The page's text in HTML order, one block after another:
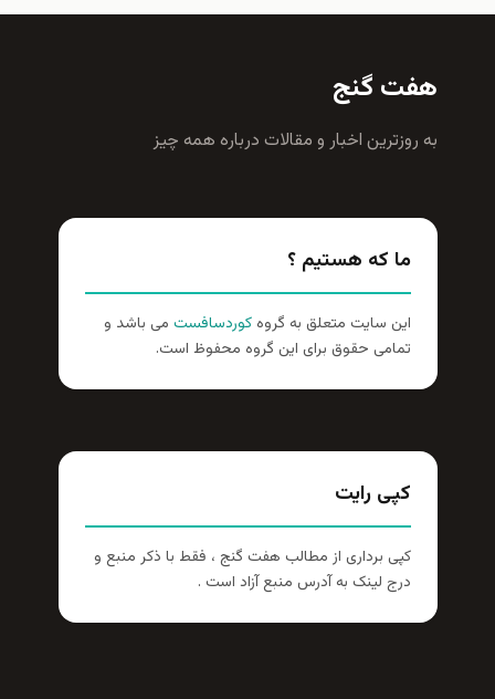
هفت گنج
به روزترين اخبار و مقالات درباره همه چيز
ما که هستیم ؟
این سایت متعلق به گروهکوردسافست می باشد و
تمامی حقوق برای این گروه محفوظ است.
کپی رایت
کپی برداری از مطالب هفت گنج ، فقط با ذکر منبع و
درج لینک به آدرس منبع آزاد است .